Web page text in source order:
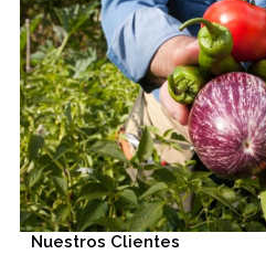
Nuestros Clientes